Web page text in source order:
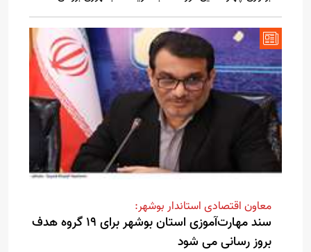
معاون اقتصادی استاندار بوشهر:
سند مهارت‌آموزی استان بوشهر برای 19 گروه هدف
بروز رسانی می شود